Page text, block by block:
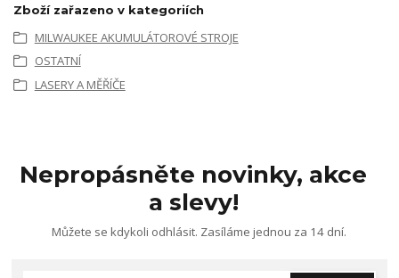
Zboží zařazeno v kategoriích
MILWAUKEE AKUMULÁTOROVÉ STROJE
OSTATNÍ
LASERY A MĚŘÍČE
Nepropásněte novinky, akce
a slevy!
Můžete se kdykoli odhlásit. Zasíláme jednou za 14 dní.